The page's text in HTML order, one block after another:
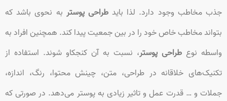
جذب مخاطب وجود دارد. لذا بایدطراحی پوستر به نحوی باشد که
بتواند مخاطب خاص خود را در بین جمعیت پیدا کند. همچنین افراد به
واسطه نوع طراحی پوستر، نسبت به آن کنجکاو شوند. استفاده از
تکنیک‌های خلاقانه در طراحی، متن، چینش محتوا، رنگ، اندازه،
جملات و … قدرت عمل و تاثیر زیادی به پوستر می‌دهد. در صورتی که